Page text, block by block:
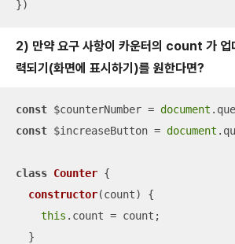
})
2) 만약 요구 사항이 카운터의 count 가 업
력되기(화면에 표시하기)를 원한다면?
const $counterNumber = document
const $increaseButton = document
class Counter {
constructor(count)
{
this .count = count;
  }